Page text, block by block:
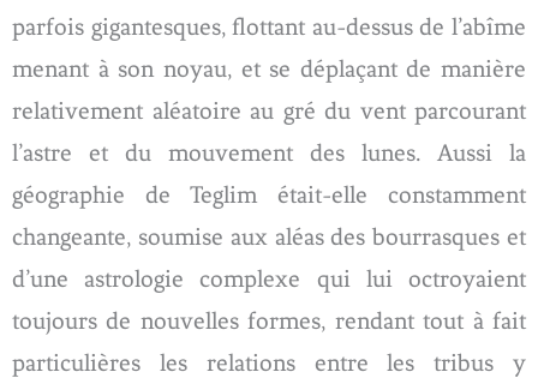
parfois gigantesques, flottant au-dessus de l’abîme
menant à son noyau, et se déplaçant de manière
relativement aléatoire au gré du vent parcourant
l’astre et du mouvement des lunes. Aussi la
géographie de Teglim était-elle constamment
changeante, soumise aux aléas des bourrasques et
d’une astrologie complexe qui lui octroyaient
toujours de nouvelles formes, rendant tout à fait
particulières les relations entre les tribus y